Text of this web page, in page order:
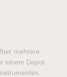
mehrere
einem Depot